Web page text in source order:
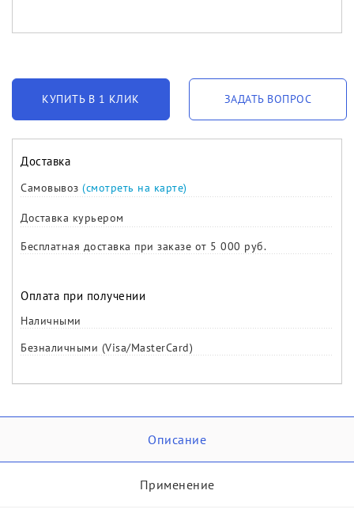
КУПИТЬ В 1 КЛИК ЗАДАТЬ ВОПРОС
Доставка
Самовывоз (смотреть на карте)
Доставка курьером
Бесплатная доставка при заказе от 5 000 руб.
Оплата при получении
Наличными
Безналичными (Visa/MasterCard)
Описание
Применение